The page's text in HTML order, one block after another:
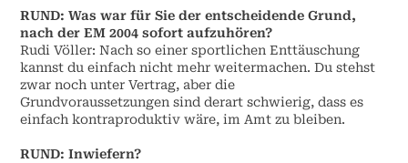
RUND: Was war für Sie der entscheidende Grund,
nach der EM 2004 sofort aufzuhören?
Rudi Völler: Nach so einer sportlichen Enttäuschung
kannst du einfach nicht mehr weitermachen. Du stehst
zwar noch unter Vertrag, aber die
Grundvoraussetzungen sind derart schwierig, dass es
einfach kontraproduktiv wäre, im Amt zu bleiben.
RUND: Inwiefern?